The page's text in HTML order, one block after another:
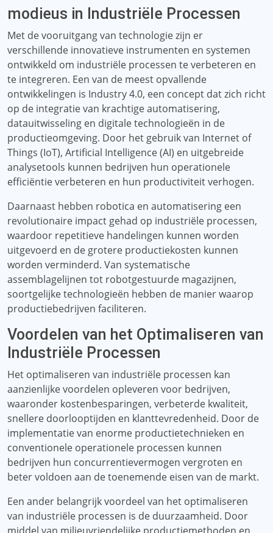
modieus in Industriële Processen
Met de vooruitgang van technologie zijn er
verschillende innovatieve instrumenten en systemen
ontwikkeld om industriële processen te verbeteren en
te integreren. Een van de meest opvallende
ontwikkelingen is Industry 4.0, een concept dat zich richt
op de integratie van krachtige automatisering,
datauitwisseling en digitale technologieën in de
productieomgeving. Door het gebruik van Internet of
Things (IoT), Artificial Intelligence (AI) en uitgebreide
analysetools kunnen bedrijven hun operationele
efficiëntie verbeteren en hun productiviteit verhogen.
Daarnaast hebben robotica en automatisering een
revolutionaire impact gehad op industriële processen,
waardoor repetitieve handelingen kunnen worden
uitgevoerd en de grotere productiekosten kunnen
worden verminderd. Van systematische
assemblagelijnen tot robotgestuurde magazijnen,
soortgelijke technologieën hebben de manier waarop
productiebedrijven faciliteren.
Voordelen van het Optimaliseren van
Industriële Processen
Het optimaliseren van industriële processen kan
aanzienlijke voordelen opleveren voor bedrijven,
waaronder kostenbesparingen, verbeterde kwaliteit,
snellere doorlooptijden en klanttevredenheid. Door de
implementatie van enorme productietechnieken en
conventionele operationele processen kunnen
bedrijven hun concurrentievermogen vergroten en
beter voldoen aan de toenemende eisen van de markt.
Een ander belangrijk voordeel van het optimaliseren
van industriële processen is de duurzaamheid. Door